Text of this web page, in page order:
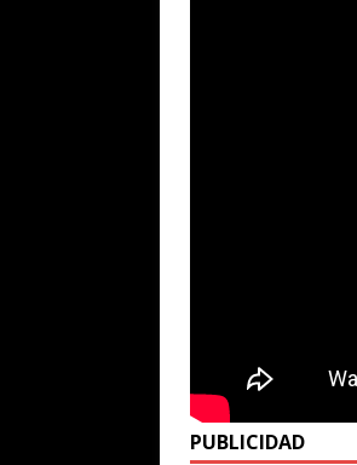
PUBLICIDAD